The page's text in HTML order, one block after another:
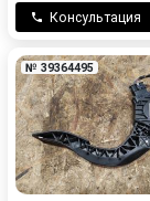
Консультация
№ 39364495